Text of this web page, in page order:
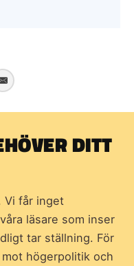
DITT
Vi får inget
läsare som inser
tar ställning. För
högerpolitik och